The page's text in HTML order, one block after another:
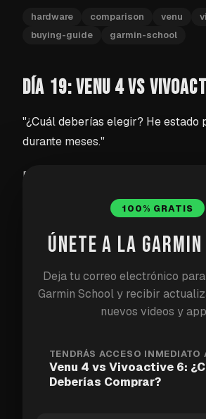
hardware comparison venu
buying-guide
garmin-school
DÍA 19: VENU 4 VS
"¿Cuál deberías elegir? He estado
durante meses."
Dos relojes muy similares a precios
Esto es lo que encontré después de
Pantalla AMOLED (1.4",
Altímetro barométrico (conteo
tendencias meteorológicas)
100% GRATIS
ÚNETE A LA GARMIN
Deja tu correo electrónico
Garmin School y recibir
nuevos videos y
TENDRÁS ACCESO INMEDIATO
Venu 4 vs Vivoactive 6:
Deberías Comprar?